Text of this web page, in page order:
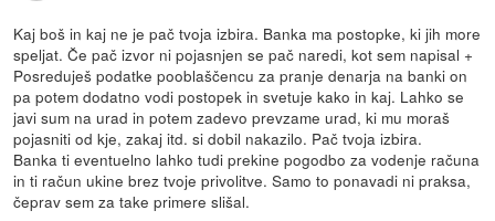
Kaj boš in kaj ne je pač tvoja izbira. Banka ma postopke, ki jih more
speljat. Če pač izvor ni pojasnjen se pač naredi, kot sem napisal +
Posreduješ podatke pooblaščencu za pranje denarja na banki on
pa potem dodatno vodi postopek in svetuje kako in kaj. Lahko se
javi sum na urad in potem zadevo prevzame urad, ki mu moraš
pojasniti od kje, zakaj itd. si dobil nakazilo. Pač tvoja izbira.
Banka ti eventuelno lahko tudi prekine pogodbo za vodenje računa
in ti račun ukine brez tvoje privolitve. Samo to ponavadi ni praksa,
čeprav sem za take primere slišal.